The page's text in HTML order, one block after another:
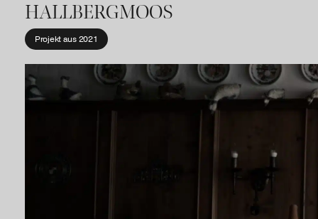
HALLBERGMOOS
Projekt aus2021